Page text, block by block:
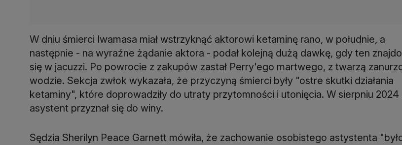
W dniu śmierci Iwamasa miał wstrzyknąć aktorowi ketaminę rano, w południe, a
następnie - na wyraźne żądanie aktora - podał kolejną dużą dawkę, gdy ten
się w jacuzzi. Po powrocie z zakupów zastał Perry'ego martwego, z twarzą
wodzie. Sekcja zwłok wykazała, że przyczyną śmierci były "ostre skutki działania
ketaminy", które doprowadziły do utraty przytomności i utonięcia. W sierpniu 2024
asystent przyznał się do winy.
Sędzia Sherilyn Peace Garnett mówiła, że zachowanie osobistego astystenta